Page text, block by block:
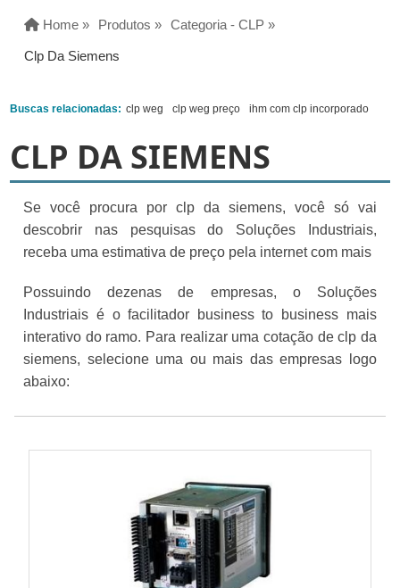
Home » Produtos » Categoria - CLP »
Clp Da Siemens
Buscas relacionadas: clp weg clp weg preço ihm com clp incorporado
CLP DA SIEMENS
Se você procura por clp da siemens, você só vai
descobrir nas pesquisas do Soluções Industriais,
receba uma estimativa de preço pela internet com mais
Possuindo dezenas de empresas, o Soluções
Industriais é o facilitador business to business mais
interativo do ramo. Para realizar uma cotação de clp da
siemens, selecione uma ou mais das empresas logo
abaixo: